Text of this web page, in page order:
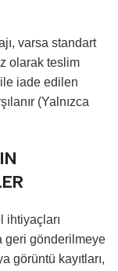
varsa standart
olarak teslim
iade edilen
(Yalnızca
ihtiyaçları
geri gönderilmeye
görüntü kayıtları,